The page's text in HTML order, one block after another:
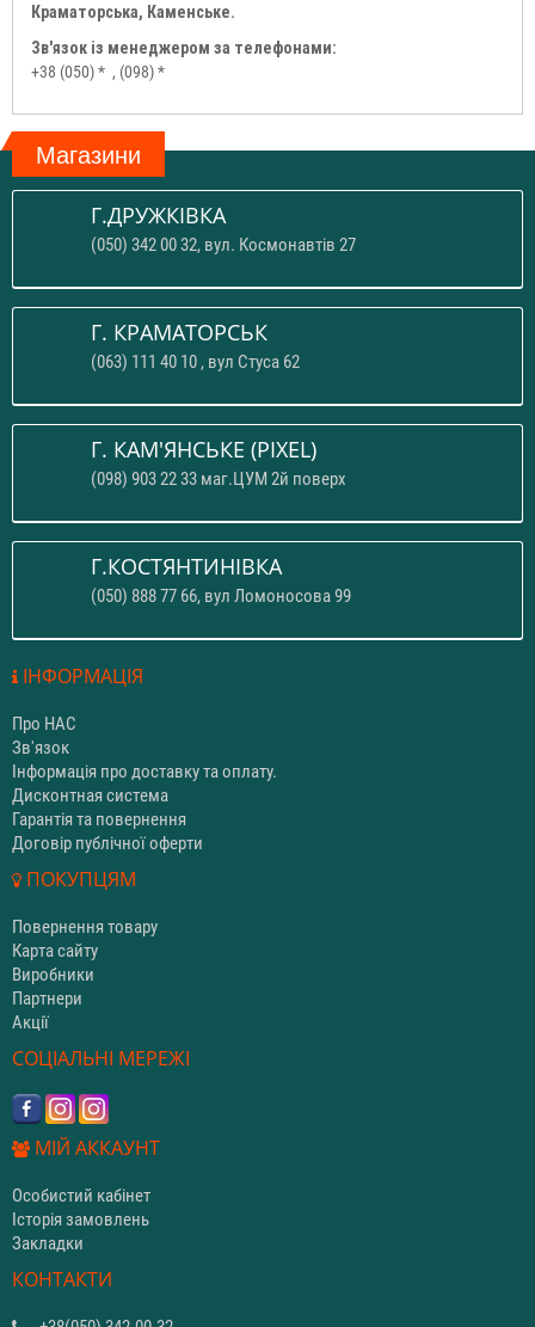
Краматорська, Каменське.
Зв'язок із менеджером за телефонами:
+38 (050) * , (098) *
Магазини
Г.ДРУЖКІВКА
(050) 342 00 32, вул. Космонавтів 27
Г. КРАМАТОРСЬК
(063) 111 40 10 , вул Стуса 62
Г. КАМ'ЯНСЬКЕ (PIXEL)
(098) 903 22 33 маг.ЦУМ 2й поверх
Г.КОСТЯНТИНІВКА
(050) 888 77 66, вул Ломоносова 99
ІНФОРМАЦІЯ
Про НАС
Зв'язок
Інформація про доставку та оплату.
Дисконтная система
Гарантія та повернення
Договір публічної оферти
ПОКУПЦЯМ
Повернення товару
Карта сайту
Виробники
Партнери
Акції
СОЦІАЛЬНІ МЕРЕЖІ
МІЙ АККАУНТ
Особистий кабінет
Історія замовлень
Закладки
КОНТАКТИ